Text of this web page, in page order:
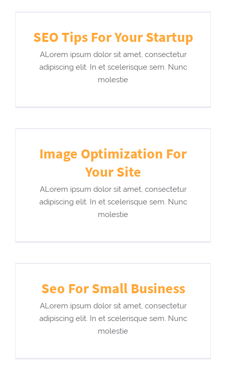
SEO Tips For Your Startup
ALorem ipsum dolor sit amet, consectetur
adipiscing elit. In et scelerisque sem. Nunc
molestie
Image Optimization For
Your Site
ALorem ipsum dolor sit amet, consectetur
adipiscing elit. In et scelerisque sem. Nunc
molestie
Seo For Small Business
ALorem ipsum dolor sit amet, consectetur
adipiscing elit. In et scelerisque sem. Nunc
molestie